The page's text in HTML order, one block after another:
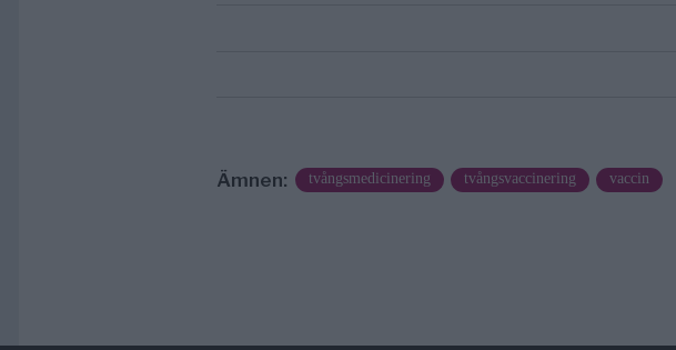
Ämnen: tvångsmedicinering tvångsvaccinering vaccin